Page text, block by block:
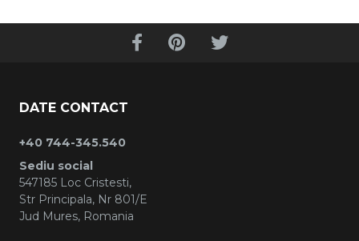
DATE CONTACT
+40 744-345.540
Sediu social
547185 Loc Cristesti,
Str Principala, Nr 801/E
Jud Mures, Romania